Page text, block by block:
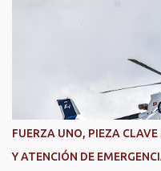
competirán con jóvenes de
RoboRAVE México 2025, en
precisión, creatividad y
prototipos y trabajo en
participarán en la categoría
por ellos mismos deberán
con la mayor velocidad y
Aguascalientes se impulsa el
formando generaciones
FUERZA UNO, PIEZA
Y ATENCIÓN DE